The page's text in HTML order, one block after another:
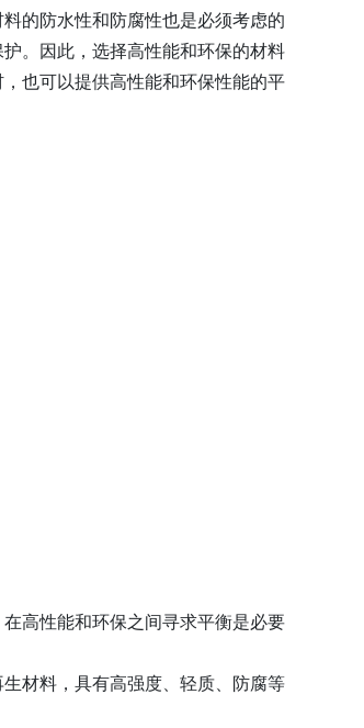
的防水性和防腐性也是必须考虑的
。因此，选择高性能和环保的材料
也可以提供高性能和环保性能的平
高性能和环保之间寻求平衡是必要
材料，具有高强度、轻质、防腐等